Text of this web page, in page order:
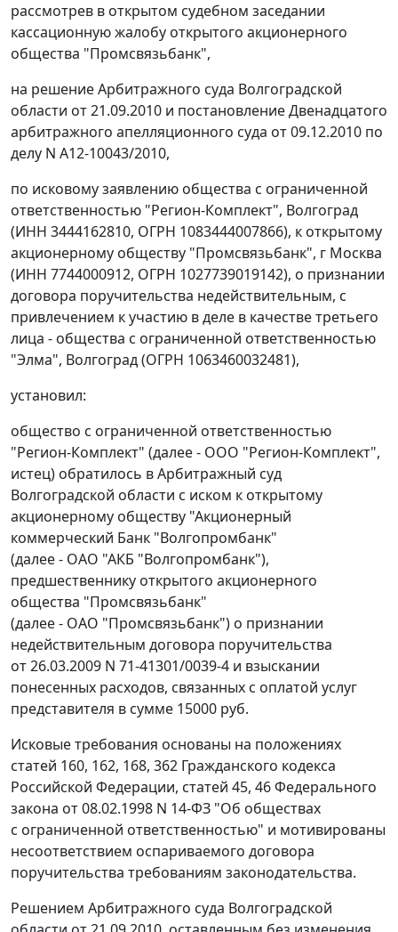
рассмотрев в открытом судебном заседании
кассационную жалобу открытого акционерного
общества "Промсвязьбанк",
на решениеАрбитражного суда Волгоградской
области от 21.09.2010 и постановление Двенадцатого
арбитражного апелляционного суда от 09.12.2010 по
делу N А12-10043/2010,
по исковому заявлению общества с ограниченной
ответственностью "Регион-Комплект", Волгоград
(ИНН 3444162810, ОГРН 1083444007866), к открытому
акционерному обществу "Промсвязьбанк", г Москва
(ИНН 7744000912, ОГРН 1027739019142), о признании
договора поручительства недействительным, с
привлечением к участию в деле в качестве третьего
лица - общества с ограниченной ответственностью
"Элма", Волгоград (ОГРН 1063460032481),
установил:
общество с ограниченной ответственностью
"Регион-Комплект" (далее - ООО "Регион-Комплект",
истец) обратилось в Арбитражный суд
Волгоградской области с иском к открытому
акционерному обществу "Акционерный
коммерческий Банк "Волгопромбанк"
(далее - ОАО "АКБ "Волгопромбанк"),
предшественнику открытого акционерного
общества "Промсвязьбанк"
(далее - ОАО "Промсвязьбанк") о признании
недействительным договора поручительства
от 26.03.2009 N 71-41301/0039-4 и взыскании
понесенных расходов, связанных с оплатой услуг
представителя в сумме 15000 руб.
Исковые требования основаны на положениях
статей 160, 162, 168, 362 Гражданского кодекса
Российской Федерации, статей 45, 46Федерального
закона от 08.02.1998 N 14-ФЗ "Об обществах
с ограниченной ответственностью" и мотивированы
несоответствием оспариваемого договора
поручительства требованиям законодательства.
Решением Арбитражного суда Волгоградской